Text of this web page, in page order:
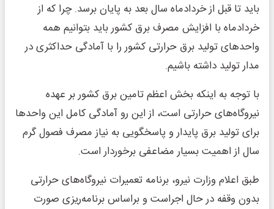
باید تا قبل از خردادماه سال بعد به پایان برسد. چرا که از
خردادماه با افزایش مصرف برق کشور باید بتوانیم همه
واحدهای تولید برق حرارتی کشور را با آمادگی حداکثری در
مدار تولید داشته باشیم.
با توجه به اینکه بخش اعظم تامین برق کشور بر عهده
نیروگاه‌های حرارتی است، از این رو آمادگی کامل این واحدها
برای تولید برق پایدار و پاسخگویی به نیاز مصرف فصول گرم
سال از اهمیت بسیار مضاعفی برخوردار است.
طبق اعلام وزارت نیرو، برنامه‌ تعمیرات نیروگاه‌های حرارتی
بدون وقفه در حال اجراست و براساس برنامه‌ریزی صورت